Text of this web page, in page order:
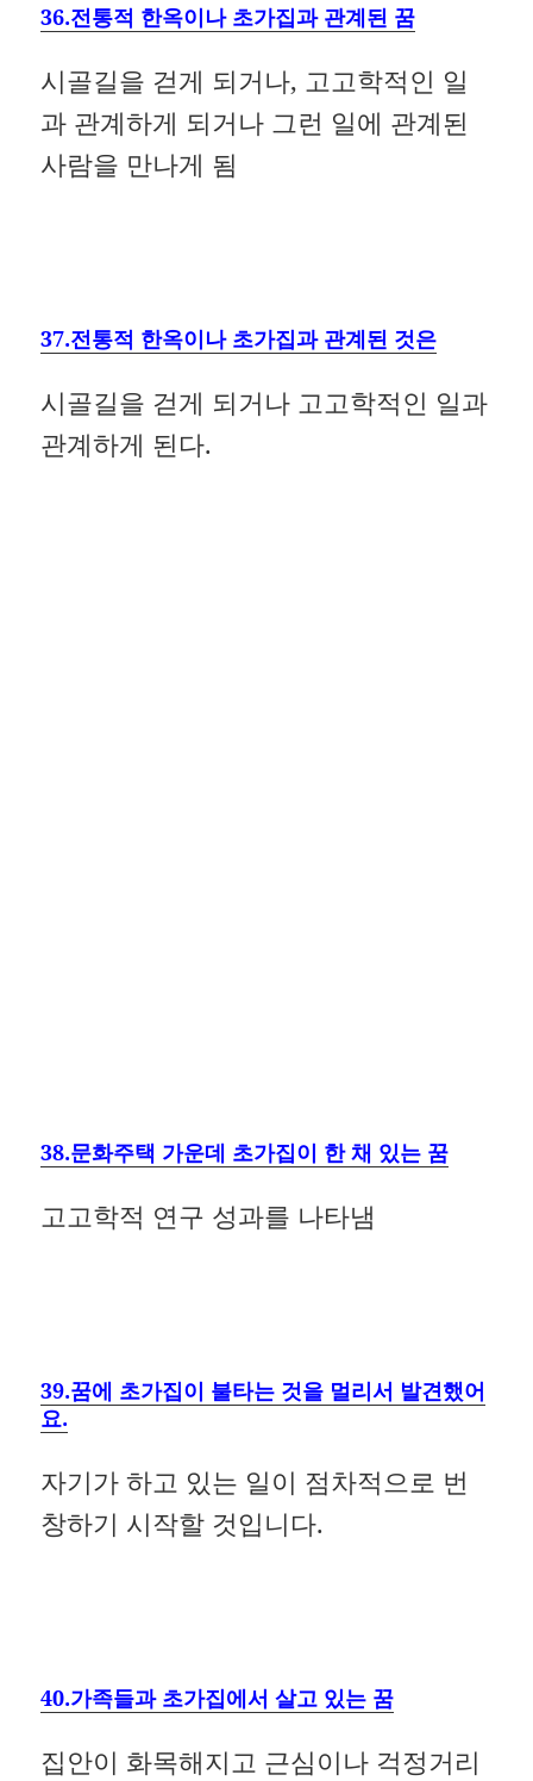
36.전통적 한옥이나 초가집과 관계된 꿈
시골길을 걷게 되거나, 고고학적인 일
과 관계하게 되거나 그런 일에 관계된
사람을 만나게 됨
37.전통적 한옥이나 초가집과 관계된 것은
시골길을 걷게 되거나 고고학적인 일과
관계하게 된다.
38.문화주택 가운데 초가집이 한 채 있는 꿈
고고학적 연구 성과를 나타냄
39.꿈에 초가집이 불타는 것을 멀리서 발견했어
요.
자기가 하고 있는 일이 점차적으로 번
창하기 시작할 것입니다.
40.가족들과 초가집에서 살고 있는 꿈
집안이 화목해지고 근심이나 걱정거리